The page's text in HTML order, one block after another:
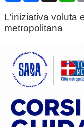
L'iniziativa voluta
metropolitana